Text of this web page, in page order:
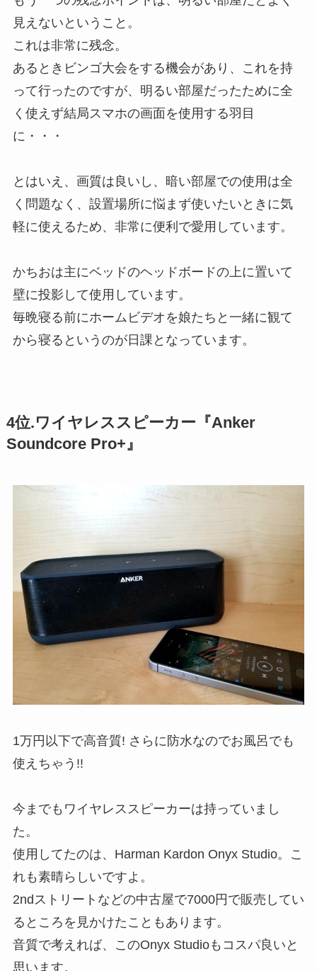
見えないということ。
これは非常に残念。
あるときビンゴ大会をする機会があり、これを持
って行ったのですが、明るい部屋だったために全
く使えず結局スマホの画面を使用する羽目
に・・・
とはいえ、画質は良いし、暗い部屋での使用は全
く問題なく、設置場所に悩まず使いたいときに気
軽に使えるため、非常に便利で愛用しています。
かちおは主にベッドのヘッドボードの上に置いて
壁に投影して使用しています。
毎晩寝る前にホームビデオを娘たちと一緒に観て
から寝るというのが日課となっています。
4位.ワイヤレススピーカー『Anker
Soundcore Pro+』
1万円以下で高音質! さらに防水なのでお風呂でも
使えちゃう!!
今までもワイヤレススピーカーは持っていまし
た。
使用してたのは、Harman Kardon Onyx Studio。こ
れも素晴らしいですよ。
2ndストリートなどの中古屋で7000円で販売してい
るところを見かけたこともあります。
音質で考えれば、このOnyx Studioもコスパ良いと
思います。